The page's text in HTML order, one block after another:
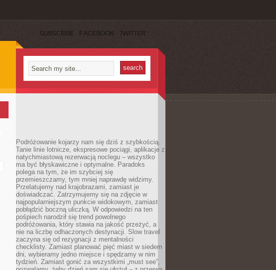
SUBSCRIBE FACEBOOK TWITTER
Podróżowanie kojarzy nam się dziś z szybkością.
Tanie linie lotnicze, ekspresowe pociągi, aplikacje z
natychmiastową rezerwacją noclegu – wszystko
ma być błyskawiczne i optymalne. Paradoks
polega na tym, że im szybciej się
przemieszczamy, tym mniej naprawdę widzimy.
Przelatujemy nad krajobrazami, zamiast je
doświadczać. Zatrzymujemy się na zdjęcie w
najpopularniejszym punkcie widokowym, zamiast
pobłądzić boczną uliczką. W odpowiedzi na ten
pośpiech narodził się trend powolnego
podróżowania, który stawia na jakość przeżyć, a
nie na liczbę odhaczonych destynacji. Slow travel
zaczyna się od rezygnacji z mentalności
checklisty. Zamiast planować pięć miast w siedem
dni, wybieramy jedno miejsce i spędzamy w nim
tydzień. Zamiast gonić za wszystkimi „must see”,